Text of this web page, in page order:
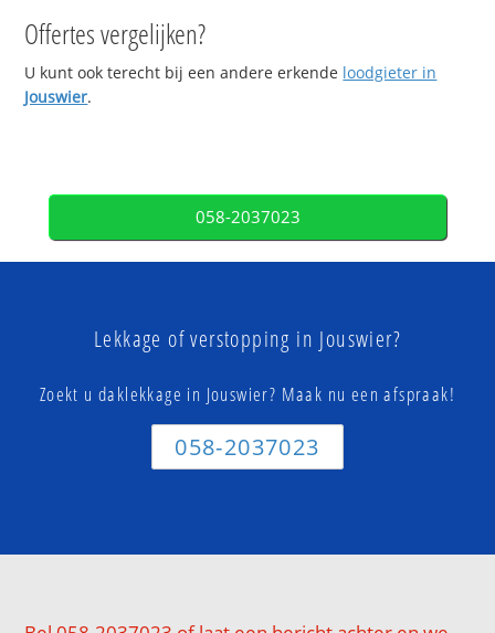
Offertes vergelijken?
U kunt ook terecht bij een andere erkende loodgieter in
Jouswier.
058-2037023
Lekkage of verstopping in Jouswier?
Zoekt u daklekkage in Jouswier? Maak nu een afspraak!
058-2037023